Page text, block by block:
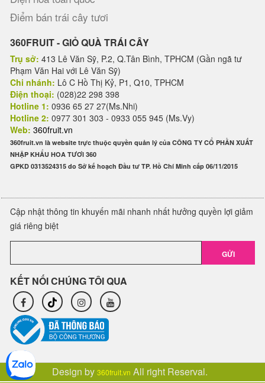
Điểm bán trái cây tươi
360FRUIT - GIỎ QUÀ TRÁI CÂY
Trụ sở: 413 Lê Văn Sỹ, P.2, Q.Tân Bình, TPHCM (Gần ngã tư
Phạm Văn Hai với Lê Văn Sỹ)
Chi nhánh: Lô C Hồ Thị Kỷ, P1, Q10, TPHCM
Điện thoại: (028)22 298 398
Hotline 1: 0936 65 27 27(Ms.Nhi)
Hotline 2: 0977 301 303 - 0933 055 945 (Ms.Vy)
Web: 360fruit.vn
360fruit.vn là website trực thuộc quyền quản lý của CÔNG TY CỔ PHẦN XUẤT
NHẬP KHẨU HOA TƯƠI 360
GPKD 0313524315 do Sở kế hoạch Đầu tư TP. Hồ Chí Minh cấp 06/11/2015
Cập nhật thông tin khuyến mãi nhanh nhất hưởng quyền lợi giảm
giá riêng biệt
GỬI
KẾT NỐI CHÚNG TÔI QUA
Design by 360fruit.vn All right Reserval.